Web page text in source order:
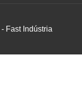
- Fast Indústria